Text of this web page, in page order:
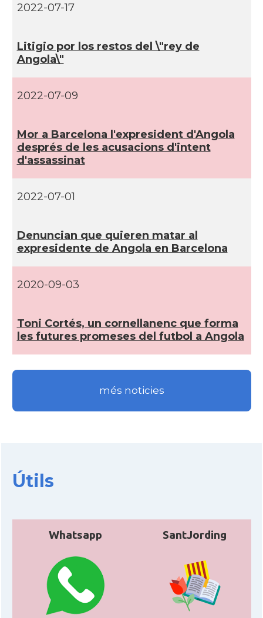
2022-07-17
Litigio por los restos del \"rey de
Angola\"
2022-07-09
Mor a Barcelona l'expresident d'Angola
després de les acusacions d'intent
d'assassinat
2022-07-01
Denuncian que quieren matar al
expresidente de Angola en Barcelona
2020-09-03
Toni Cortés, un cornellanenc que forma
les futures promeses del futbol a Angola
més noticies
Útils
Whatsapp SantJording